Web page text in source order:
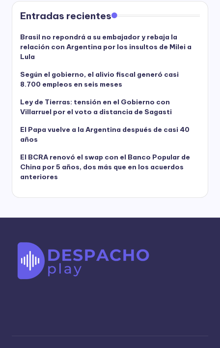
Entradas recientes
Brasil no repondrá a su embajador y rebaja la
relación con Argentina por los insultos de Milei a
Lula
Según el gobierno, el alivio fiscal generó casi
8.700 empleos en seis meses
Ley de Tierras: tensión en el Gobierno con
Villarruel por el voto a distancia de Sagasti
El Papa vuelve a la Argentina después de casi 40
años
El BCRA renovó el swap con el Banco Popular de
China por 5 años, dos más que en los acuerdos
anteriores